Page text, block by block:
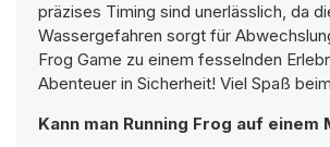
präzises Timing sind unerlässlich, da
Wassergefahren sorgt für
Frog Game zu einem fesselnden
Abenteuer in Sicherheit! Viel Spaß
Kann man Running Frog auf